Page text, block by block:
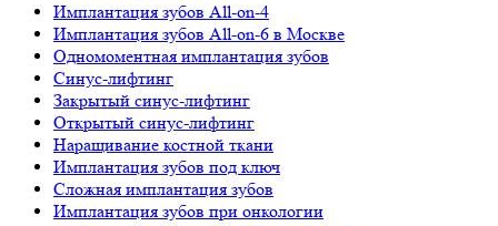
Имплантация зубов All-on-4
Имплантация зубов All-on-6 в Москве
Одномоментная имплантация зубов
Синус-лифтинг
Закрытый синус-лифтинг
Открытый синус-лифтинг
Наращивание костной ткани
Имплантация зубов под ключ
Сложная имплантация зубов
Имплантация зубов при онкологии